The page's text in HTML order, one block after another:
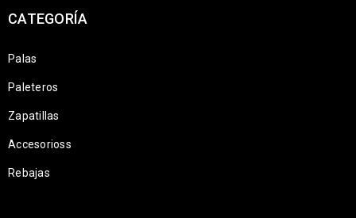
CATEGORÍA
Palas
Paleteros
Zapatillas
Accesorioss
Rebajas